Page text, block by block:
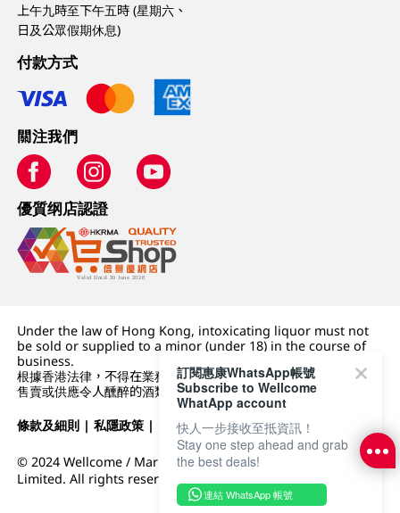
上午九時至下午五時 (星期六、
日及公眾假期休息)
付款方式
關注我們
優質纲店認證
Under the law of Hong Kong, intoxicating liquor must not
be sold or supplied to a minor (under 18) in the course of
business.
根據香港法律，不得在業務過程中，向未成年人 (18 歲以下人士)
售賣或供應令人醺醉的酒類。
條款及細則 |私隱政策 | DFI零售集團
© 2024 Wellcome / Market Place. The Dairy Farm Company
Limited. All rights reserved.
訂閱惠康WhatsApp帳號
Subscribe to Wellcome
WhatApp account
快人一步接收至抵資訊！
Stay one step ahead and grab
the best deals!
連結 WhatsApp 帳號